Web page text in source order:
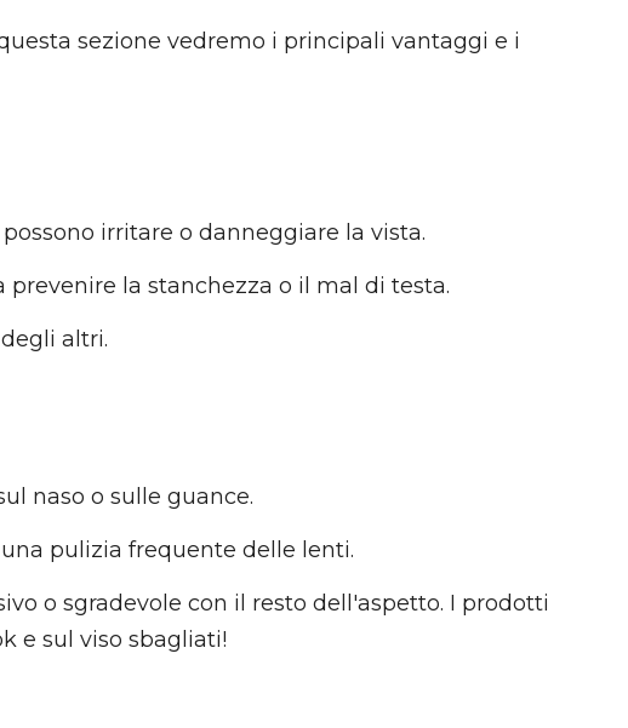
sezione vedremo i principali vantaggi e i
irritare o danneggiare la vista.
la stanchezza o il mal di testa.
altri.
naso o sulle guance.
pulizia frequente delle lenti.
o sgradevole con il resto dell'aspetto. I prodotti
e sul viso sbagliati!